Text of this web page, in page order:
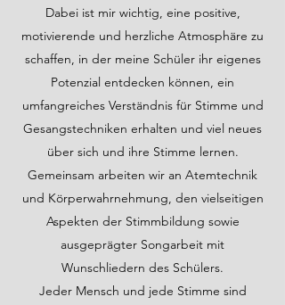
Dabei ist mir wichtig, eine positive,
motivierende und herzliche Atmosphäre zu
schaffen, in der meine Schüler ihr eigenes
Potenzial entdecken können, ein
umfangreiches Verständnis für Stimme und
Gesangstechniken erhalten und viel neues
über sich und ihre Stimme lernen.
Gemeinsam arbeiten wir an Atemtechnik
und Körperwahrnehmung, den vielseitigen
Aspekten der Stimmbildung sowie
ausgeprägter Songarbeit mit
Wunschliedern des Schülers.
Jeder Mensch und jede Stimme sind